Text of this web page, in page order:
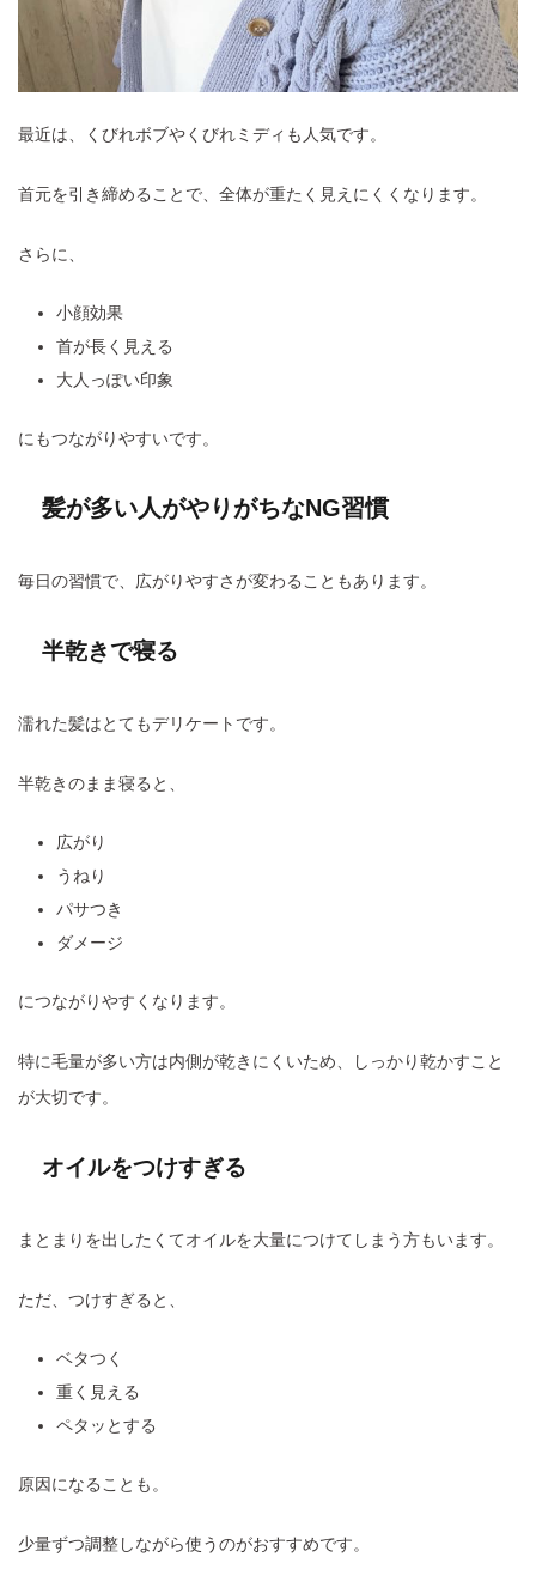
最近は、くびれボブやくびれミディも人気です。
首元を引き締めることで、全体が重たく見えにくくなります。
さらに、
小顔効果
首が長く見える
大人っぽい印象
にもつながりやすいです。
髪が多い人がやりがちなNG習慣
毎日の習慣で、広がりやすさが変わることもあります。
半乾きで寝る
濡れた髪はとてもデリケートです。
半乾きのまま寝ると、
広がり
うねり
パサつき
ダメージ
につながりやすくなります。
特に毛量が多い方は内側が乾きにくいため、しっかり乾かすこと
が大切です。
オイルをつけすぎる
まとまりを出したくてオイルを大量につけてしまう方もいます。
ただ、つけすぎると、
ベタつく
重く見える
ペタッとする
原因になることも。
少量ずつ調整しながら使うのがおすすめです。